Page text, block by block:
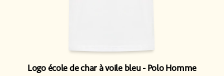
Logo école de char à voile bleu Polo Homme